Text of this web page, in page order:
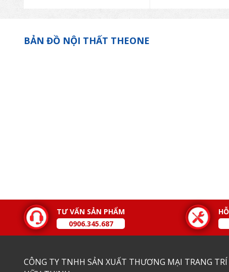
BẢN ĐỒ NỘI THẤT THEONE
TƯ VẤN SẢN PHẨM
0906.345.687
CÔNG TY TNHH SẢN XUẤT THƯƠNG MẠI TRANG